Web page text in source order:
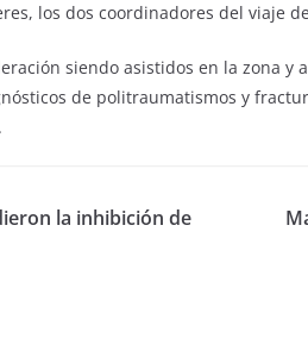
los dos coordinadores del viaje
siendo asistidos en la zona
de politraumatismos y
la inhibición de